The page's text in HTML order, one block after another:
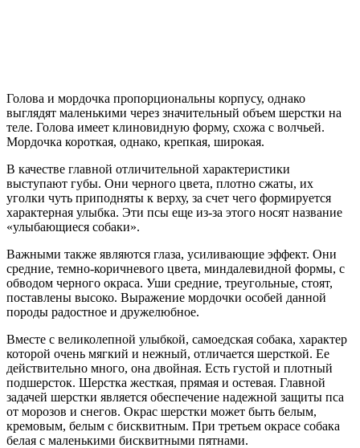
Голова и мордочка пропорциональны корпусу, однако
выглядят маленькими через значительный объем шерстки на
теле. Голова имеет клиновидную форму, схожа с волчьей.
Мордочка короткая, однако, крепкая, широкая.
В качестве главной отличительной характеристики
выступают губы. Они черного цвета, плотно сжаты, их
уголки чуть приподняты к верху, за счет чего формируется
характерная улыбка. Эти псы еще из-за этого носят название
«улыбающиеся собаки».
Важными также являются глаза, усиливающие эффект. Они
средние, темно-коричневого цвета, миндалевидной формы, с
обводом черного окраса. Уши средние, треугольные, стоят,
поставлены высоко. Выражение мордочки особей данной
породы радостное и дружелюбное.
Вместе с великолепной улыбкой, самоедская собака, характер
которой очень мягкий и нежный, отличается шерсткой. Ее
действительно много, она двойная. Есть густой и плотный
подшерсток. Шерстка жесткая, прямая и остевая. Главной
задачей шерстки является обеспечение надежной защиты пса
от морозов и снегов. Окрас шерстки может быть белым,
кремовым, белым с бисквитным. При третьем окрасе собака
белая с маленькими бисквитными пятнами.